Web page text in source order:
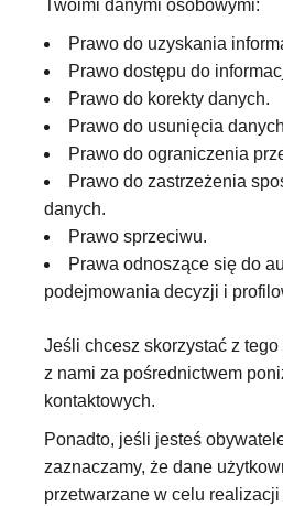
Twoimi danymi osobowymi:
Prawo do uzyskania
Prawo dostępu do
Prawo do korekty danych.
Prawo do usunięcia
Prawo do ograniczenia
Prawo do zastrzeżenia
danych.
Prawo sprzeciwu.
Prawa odnoszące się do
podejmowania decyzji i
Jeśli chcesz skorzystać z
z nami za pośrednictwem
kontaktowych.
Ponadto, jeśli jesteś
zaznaczamy, że dane
przetwarzane w celu